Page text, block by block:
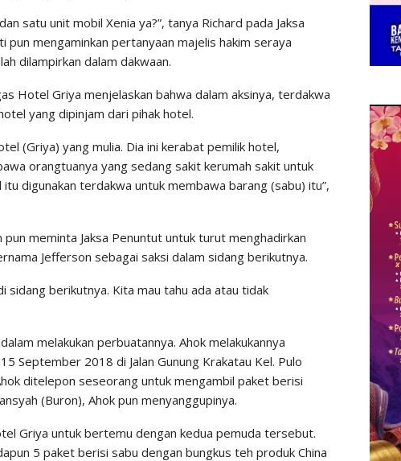
satu unit mobil Xenia ya?”, tanya Richard pada Jaksa
pun mengaminkan pertanyaan majelis hakim seraya
dilampirkan dalam dakwaan.
Hotel Griya menjelaskan bahwa dalam aksinya, terdakwa
yang dipinjam dari pihak hotel.
(Griya) yang mulia. Dia ini kerabat pemilik hotel,
orangtuanya yang sedang sakit kerumah sakit untuk
digunakan terdakwa untuk membawa barang (sabu) itu”,
meminta Jaksa Penuntut untuk turut menghadirkan
Jefferson sebagai saksi dalam sidang berikutnya.
sidang berikutnya. Kita mau tahu ada atau tidak
melakukan perbuatannya. Ahok melakukannya
September 2018 di Jalan Gunung Krakatau Kel. Pulo
ditelepon seseorang untuk mengambil paket berisi
(Buron), Ahok pun menyanggupinya.
Griya untuk bertemu dengan kedua pemuda tersebut.
5 paket berisi sabu dengan bungkus teh produk China